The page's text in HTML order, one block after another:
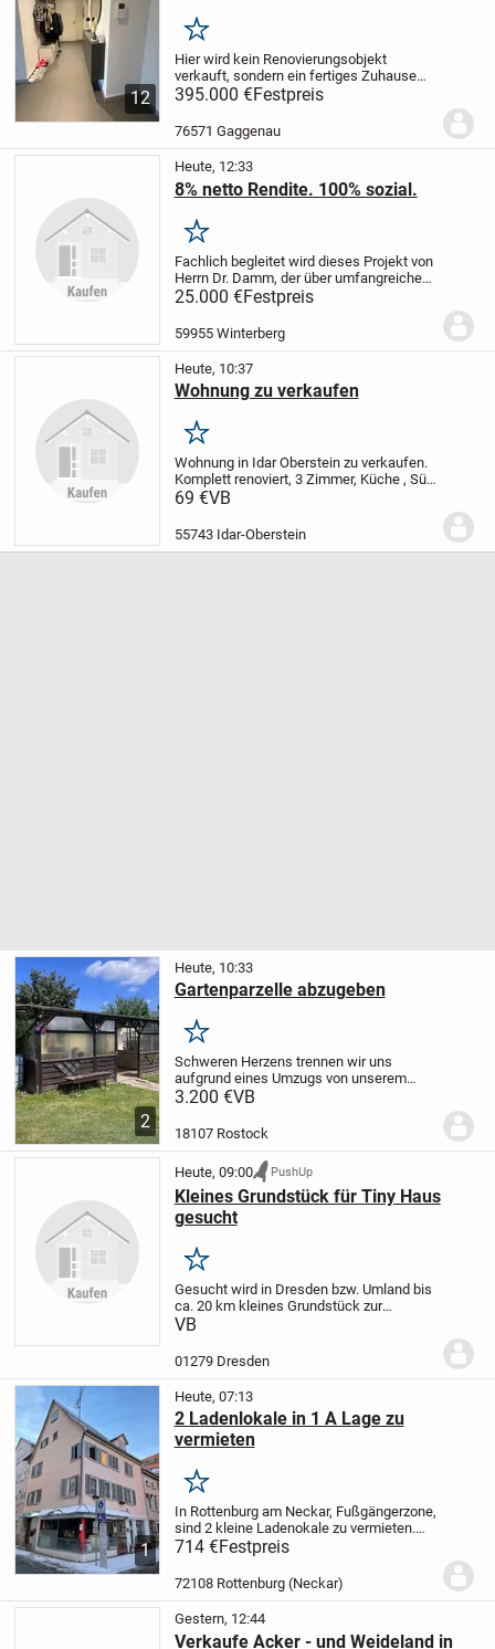
12
Merken
Hier wird kein Renovierungsobjekt
verkauft, sondern ein fertiges Zuhause
zum Einziehen.Die moderne 3-Zimmer-
Eckwohnung mit 89 m² Wohnfläche liegt
im Erdgeschoss eines gepflegten
Mehrfamilienhauses....
395.000 €Festpreis
76571 Gaggenau
Heute, 12:33
8% netto Rendite. 100% sozial.
Merken
Fachlich begleitet wird dieses Projekt von
Herrn Dr. Damm, der über umfangreiche
internationale Erfahrung als
Projektmanager in der
Gesundheitsbranche sowie in der
Vermittlung von Fachkräften...
25.000 €Festpreis
59955 Winterberg
Heute, 10:37
Wohnung zu verkaufen
Merken
Wohnung in Idar Oberstein zu verkaufen.
Komplett renoviert, 3 Zimmer, Küche , Süd
Balkon, Bad, sehr gute Bus Verbindung,
Eigentümer zu verkaufen.
69 €VB
55743 Idar-Oberstein
2
Heute, 10:33
Gartenparzelle abzugeben
Merken
Schweren Herzens trennen wir uns
aufgrund eines Umzugs von unserem
geliebten Garten, der uns viele schöne
uns, dass dieses kleine Stück Grün
3.200 €VB
18107 Rostock
Heute, 09:00 PushUp
Kleines Grundstück für Tiny Haus
gesucht
Merken
Gesucht wird in Dresden bzw. Umland bis
ca. 20 km kleines Grundstück zur
Pacht/Miete/Kauf für Stellung eines Tiny
VB
01279 Dresden
1
Heute, 07:13
2 Ladenlokale in 1 A Lage zu
vermieten
Merken
In Rottenburg am Neckar, Fußgängerzone,
sind 2 kleine Ladenokale zu vermieten.
Laden 1 MK hat 2 große Schaufenster, ca.
30 qm Nutzfläche, Waschbecken,
Nachtspeicherheizung. Ladenlokal 2 M
714 €Festpreis
72108 Rottenburg (Neckar)
Gestern, 12:44
Verkaufe Acker - und Weideland in